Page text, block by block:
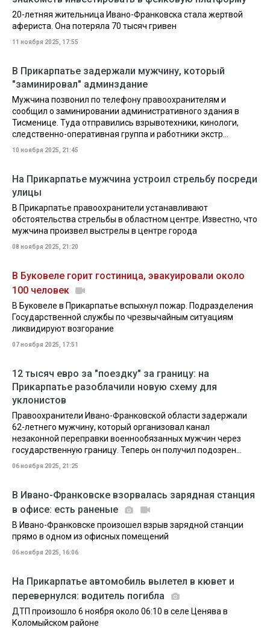
20-летняя жительница Ивано-Франковска стала жертвой
афериста. Она потеряла 70 тысяч гривен
11 ноября 2025, 17:55
В Прикарпатье задержали мужчину, который
"заминировал" админздание
Мужчина позвонил по телефону правоохранителям и
сообщил о заминировании административного здания в
Тисменице. Туда отправились взрывотехники, кинологи,
следственно-оперативная группа и работники экстр...
10 ноября 2025, 21:45
На Прикарпатье мужчина устроил стрельбу посреди
улицы
В Прикарпатье правоохранители устанавливают
обстоятельства стрельбы в областном центре. Известно, что
мужчина произвел выстрелы в центре города
08 ноября 2025, 21:20
В Буковеле горит гостиница, эвакуировали около
100 человек
В Буковеле в Прикарпатье вспыхнул пожар. Подразделения
Государственной службы по чрезвычайным ситуациям
ликвидируют возгорание
07 ноября 2025, 17:51
12 тысяч евро за "поездку" за границу: на
Прикарпатье разоблачили новую схему для
уклонистов
Правоохранители Ивано-Франковской области задержали
62-летнего мужчину, который организовал канал
незаконной переправки военнообязанных мужчин через
государственную границу. Теперь он получил подозрен...
06 ноября 2025, 21:25
В Ивано-Франковске взорвалась зарядная станция
в офисе: есть раненые
В Ивано-Франковске произошел взрыв зарядной станции
прямо в одном из офисных помещений
06 ноября 2025, 16:06
На Прикарпатье автомобиль вылетел в кювет и
перевернулся: водитель погибла
ДТП произошло 6 ноября около 06:10 в селе Ценява в
Коломыйском районе